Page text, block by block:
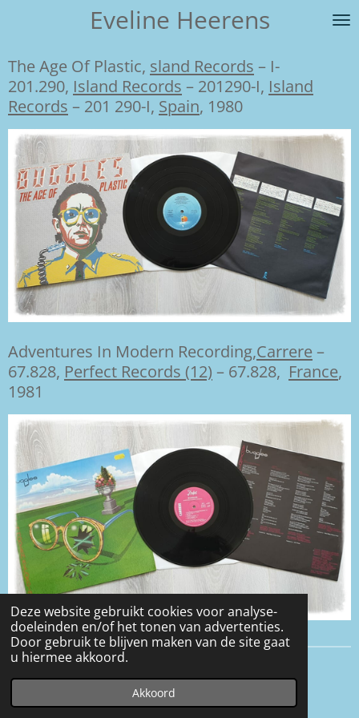
Deze website gebruikt cookies voor analyse-
doeleinden en/of het tonen van advertenties.
Door gebruik te blijven maken van de site gaat
u hiermee akkoord.
Akkoord
de
hoofdinhoud
Eveline Heerens
The Age Of Plastic, sland Records ‎– I-
201.290, Island Records ‎– 201290-I, Island
Records ‎– 201 290-I, Spain, 1980
Adventures In Modern Recording,Carrere‎–
67.828, Perfect Records (12) ‎– 67.828, France,
1981